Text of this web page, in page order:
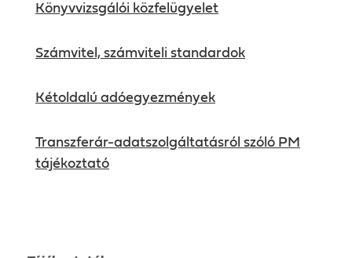
Könyvvizsgálói közfelügyelet
Számvitel, számviteli standardok
Kétoldalú adóegyezmények
Transzferár-adatszolgáltatásról szóló PM
tájékoztató